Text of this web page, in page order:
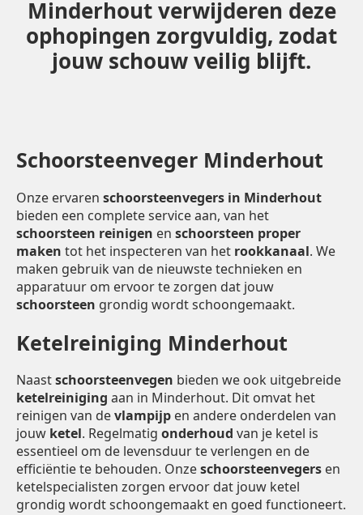
Minderhout verwijderen deze
ophopingen zorgvuldig, zodat
jouw schouw veilig blijft.
Schoorsteenveger Minderhout
Onze ervaren schoorsteenvegers in Minderhout
bieden een complete service aan, van het
schoorsteen reinigen en schoorsteen proper
maken tot het inspecteren van het rookkanaal. We
maken gebruik van de nieuwste technieken en
apparatuur om ervoor te zorgen dat jouw
schoorsteen grondig wordt schoongemaakt.
Ketelreiniging Minderhout
Naastschoorsteenvegen bieden we ook uitgebreide
ketelreiniging aan in Minderhout. Dit omvat het
reinigen van devlampijp en andere onderdelen van
jouw ketel. Regelmatig onderhoud van je ketel is
essentieel om de levensduur te verlengen en de
efficiëntie te behouden. Onzeschoorsteenvegers en
ketelspecialisten zorgen ervoor dat jouw ketel
grondig wordt schoongemaakt en goed functioneert.